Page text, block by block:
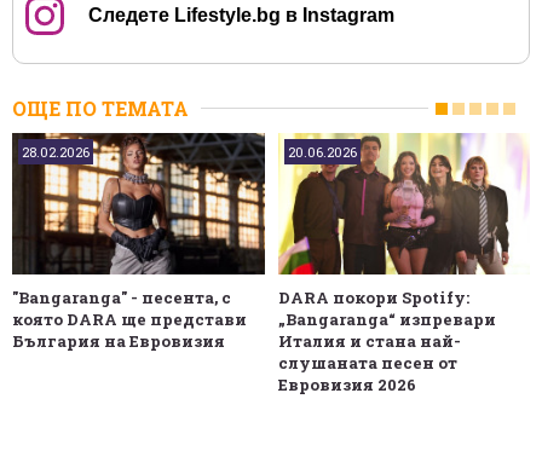
Следете Lifestyle.bg в Instagram
ОЩЕ ПО ТЕМАТА
28.02.2026
"Bangaranga" - песента, с
която DARA ще представи
България на Евровизия
20.06.2026
DARA покори Spotify:
„Bangaranga“ изпревари
Италия и стана най-
слушаната песен от
Евровизия 2026